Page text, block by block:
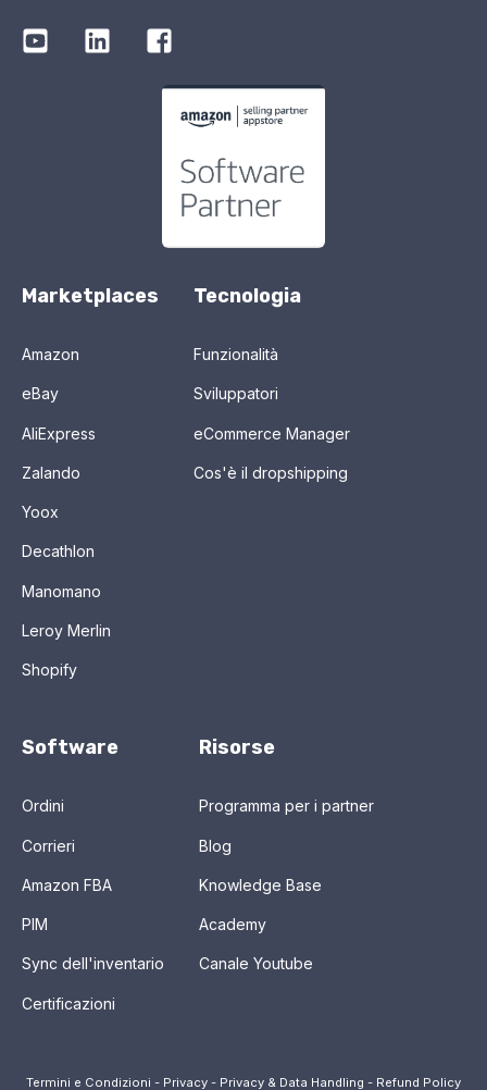
Marketplaces
Amazon
eBay
AliExpress
Zalando
Yoox
Decathlon
Manomano
Leroy Merlin
Shopify
Tecnologia
Funzionalità
Sviluppatori
eCommerce Manager
Cos'è il dropshipping
Software
Ordini
Corrieri
Amazon FBA
PIM
Sync dell'inventario
Certificazioni
Risorse
Programma per i partner
Blog
Knowledge Base
Academy
Canale Youtube
Termini e Condizioni - Privacy - Privacy & Data Handling - Refund Policy